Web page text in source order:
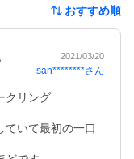
おすすめ順
2021/03/20
san********さん
クリング
ていて最初の一口